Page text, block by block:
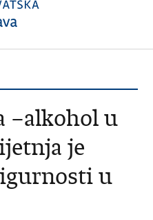
–alkohol u
je
u